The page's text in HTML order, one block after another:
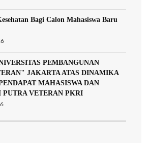
Bagi Calon Mahasiswa Baru
PEMBANGUNAN
JAKARTA ATAS DINAMIKA
MAHASISWA DAN
PUTRA VETERAN PKRI